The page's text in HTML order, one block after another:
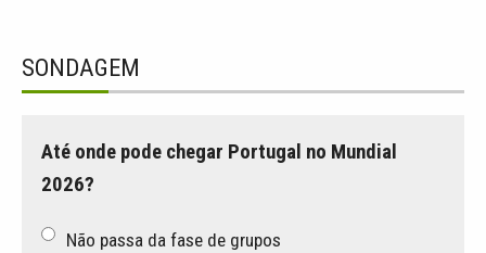
SONDAGEM
Até onde pode chegar Portugal no Mundial
2026?
Não passa da fase de grupos